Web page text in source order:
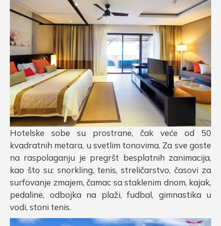
Hotelske sobe su prostrane, čak veće od 50
kvadratnih metara, u svetlim tonovima. Za sve goste
na raspolaganju je pregršt besplatnih zanimacija,
kao što su: snorkling, tenis, streličarstvo, časovi za
surfovanje zmajem, čamac sa staklenim dnom, kajak,
pedaline, odbojka na plaži, fudbal, gimnastika u
vodi, stoni tenis.